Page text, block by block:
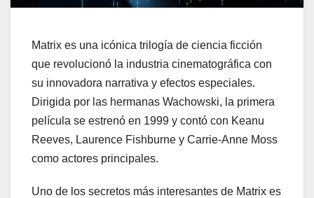
Matrix es una icónica trilogía de ciencia ficción
que revolucionó la industria cinematográfica con
su innovadora narrativa y efectos especiales.
Dirigida por las hermanas Wachowski, la primera
película se estrenó en 1999 y contó con Keanu
Reeves, Laurence Fishburne y Carrie-Anne Moss
como actores principales.
Uno de los secretos más interesantes de Matrix es